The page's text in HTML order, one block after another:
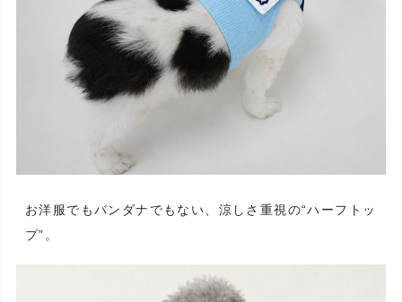
お洋服でもバンダナでもない、涼しさ重視の“ハーフトッ
プ”。